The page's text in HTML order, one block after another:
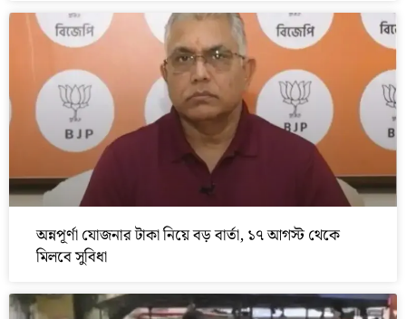
অন্নপূর্ণা যোজনার টাকা নিয়ে বড় বার্তা, ১৭ আগস্ট থেকে
মিলবে সুবিধা